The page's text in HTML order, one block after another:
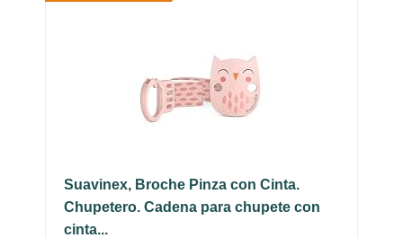
Suavinex, Broche Pinza con Cinta.
Chupetero. Cadena para chupete con
cinta...